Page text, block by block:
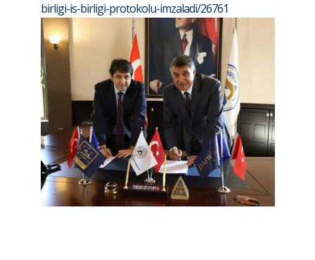
birligi-is-birligi-protokolu-imzaladi/26761